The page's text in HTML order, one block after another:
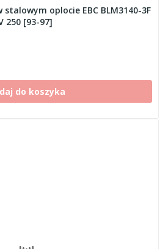
oplocie EBC BLM3140-3F
250 [93-97]
do koszyka